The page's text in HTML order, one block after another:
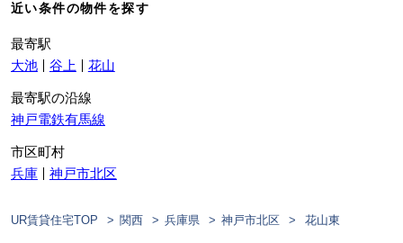
近い条件の物件を探す
最寄駅
大池
谷上 花山
最寄駅の沿線
神戸電鉄有馬線
市区町村
兵庫
神戸市北区
UR賃貸住宅TOP 関西 兵庫県 神戸市北区 花山東